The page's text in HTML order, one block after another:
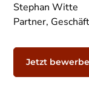
Stephan Witte
Partner,
Jetzt